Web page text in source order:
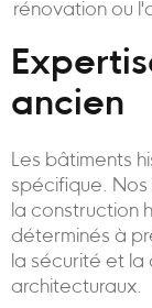
rénovation ou
ancien
Les bâtiments
spécifique.
la construction
déterminés à
la sécurité et la
architecturaux.